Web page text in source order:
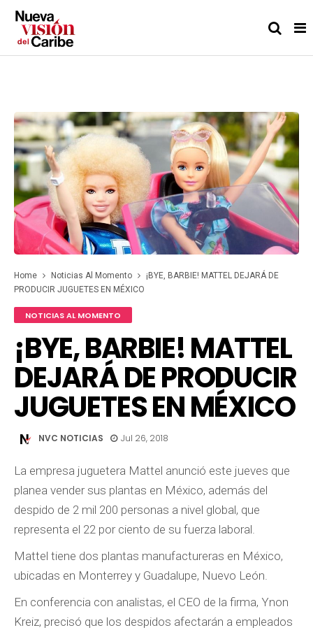
Home Noticias Al Momento
¡BYE, BARBIE! MATTEL DEJARÁ DE
PRODUCIR JUGUETES EN MÉXICO
NOTICIAS AL MOMENTO
¡BYE, BARBIE! MATTEL
DEJARÁ DE PRODUCIR
JUGUETES EN MÉXICO
NVC NOTICIAS Jul 26, 2018
La empresa juguetera Mattel anunció este jueves que
planea vender sus plantas en México, además del
despido de 2 mil 200 personas a nivel global, que
representa el 22 por ciento de su fuerza laboral.
Mattel tiene dos plantas manufactureras en México,
ubicadas en Monterrey y Guadalupe, Nuevo León.
En conferencia con analistas, el CEO de la firma, Ynon
Kreiz, precisó que los despidos afectarán a empleados